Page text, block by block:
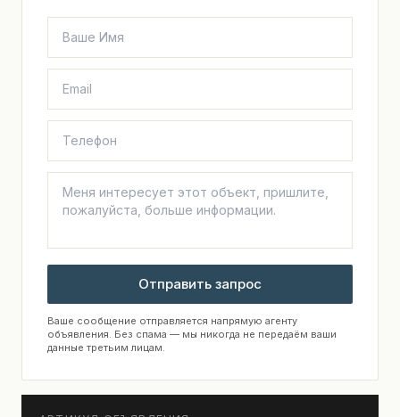
Отправить запрос
Ваше сообщение отправляется напрямую агенту
объявления. Без спама — мы никогда не передаём ваши
данные третьим лицам.